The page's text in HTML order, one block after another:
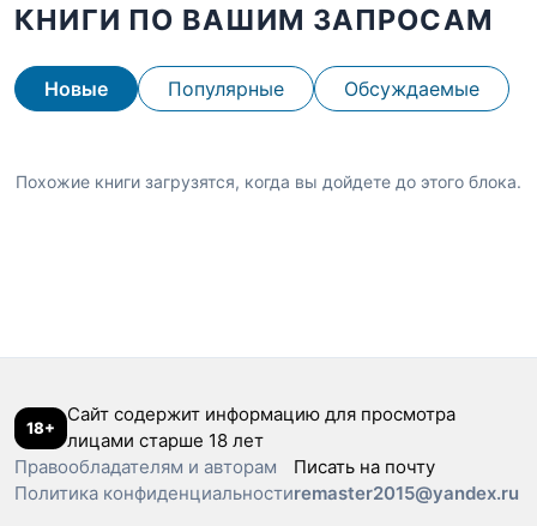
КНИГИ ПО ВАШИМ ЗАПРОСАМ
Новые Популярные Обсуждаемые
Похожие книги загрузятся, когда вы дойдете до этого блока.
18+
Сайт содержит информацию для просмотра
лицами старше 18 лет
Правообладателям и авторам
Политика конфиденциальности
Писать на почту
remaster2015@yandex.ru